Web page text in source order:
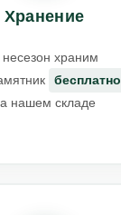
Хранение
несезон храним
бесплатно
нашем складе